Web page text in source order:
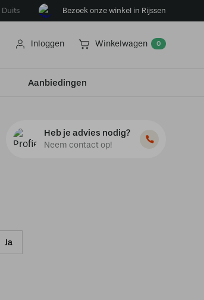
Duits Bezoek onze winkel in Rijssen
Inloggen Winkelwagen 0
Aanbiedingen
Heb je advies nodig?
Neem contact op!
Ja